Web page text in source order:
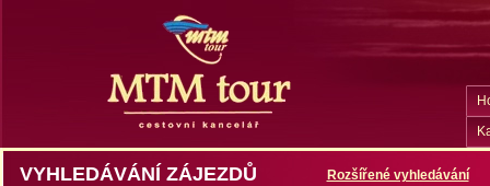
Rozšířené vyhledávání
VYHLEDÁVÁNÍ ZÁJEZDŮ